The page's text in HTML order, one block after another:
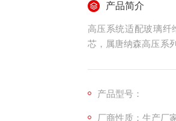
产品简介
高压系统适配玻璃纤
芯，属唐纳森高压系
产品型号：
厂商性质：生产厂